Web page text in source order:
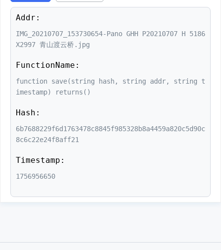
Addr:
IMG_20210707_153730654-Pano GHH P20210707 H 5186
X2997 青山渡云桥.jpg
FunctionName:
function save(string hash, string addr, string t
imestamp) returns()
Hash:
6b7688229f6d1763478c8845f985328b8a4459a820c5d90c
8c6c22e24f8aff21
Timestamp:
1756956650